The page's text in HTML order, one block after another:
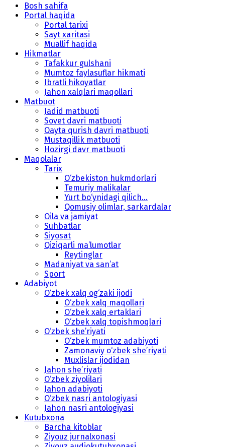
Bosh sahifa
Portal haqida
Portal tarixi
Sayt xaritasi
Muallif haqida
Hikmatlar
Tafakkur gulshani
Mumtoz faylasuflar hikmati
Ibratli hikoyatlar
Jahon xalqlari maqollari
Matbuot
Jadid matbuoti
Sovet davri matbuoti
Qayta qurish davri matbuoti
Mustaqillik matbuoti
Hozirgi davr matbuoti
Maqolalar
Tarix
O‘zbekiston hukmdorlari
Temuriy malikalar
Yurt bo‘ynidagi qilich...
Qomusiy olimlar, sarkardalar
Oila va jamiyat
Suhbatlar
Siyosat
Qiziqarli ma’lumotlar
Reytinglar
Madaniyat va san’at
Sport
Adabiyot
O‘zbek xalq og‘zaki ijodi
O‘zbek xalq maqollari
O‘zbek xalq ertaklari
O‘zbek xalq topishmoqlari
O‘zbek she’riyati
O‘zbek mumtoz adabiyoti
Zamonaviy o‘zbek she’riyati
Muxlislar ijodidan
Jahon she’riyati
O‘zbek ziyolilari
Jahon adabiyoti
O‘zbek nasri antologiyasi
Jahon nasri antologiyasi
Kutubxona
Barcha kitoblar
Ziyouz jurnalxonasi